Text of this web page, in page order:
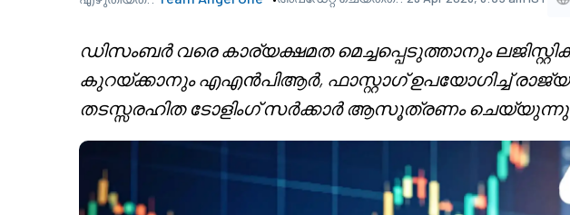
ഡിസംബർ വരെ കാര്യക്ഷമത മെച്ചപ്പെടുത്താനും
കുറയ്ക്കാനും എഎൻപിആർ, ഫാസ്റ്റാഗ് ഉപയോഗിച്ച്
തടസ്സരഹിത ടോളിംഗ് സർക്കാർ ആസൂത്രണം ചെയ്യുന്നു